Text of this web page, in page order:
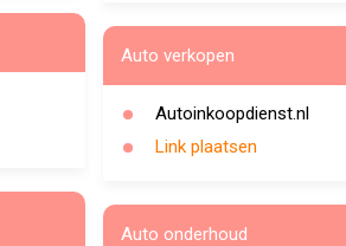
Auto verkopen
Autoinkoopdienst.nl
Link plaatsen
Auto onderhoud